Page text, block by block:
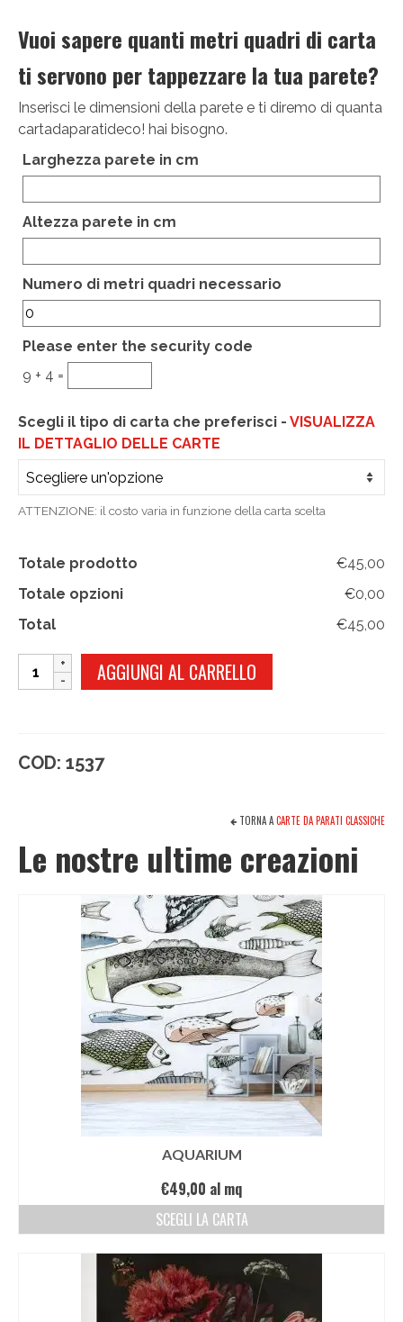
CHI SIAMO
CONTATTI
GUIDA ALL’ACQUISTO
Vuoi sapere quanti metri quadri di carta
ti servono per tappezzare la tua parete?
Inserisci le dimensioni della parete e ti diremo di quanta
cartadaparatideco! hai bisogno.
Larghezza parete in cm
Altezza parete in cm
Hidden
Numero di metri quadri necessario
Please enter the security code
9 + 4 =
Scegli il tipo di carta che preferisci - VISUALIZZA
IL DETTAGLIO DELLE CARTE
ATTENZIONE: il costo varia in funzione della carta scelta
Totale prodotto
€45,00
Totale opzioni
€0,00
Total
€45,00
COCORITO
quantità
AGGIUNGI AL CARRELLO
COD: 1537
TORNA ACARTE DA PARATI CLASSICHE
Le nostre ultime creazioni
AQUARIUM
€49,00 al mq
SCEGLI LA CARTA